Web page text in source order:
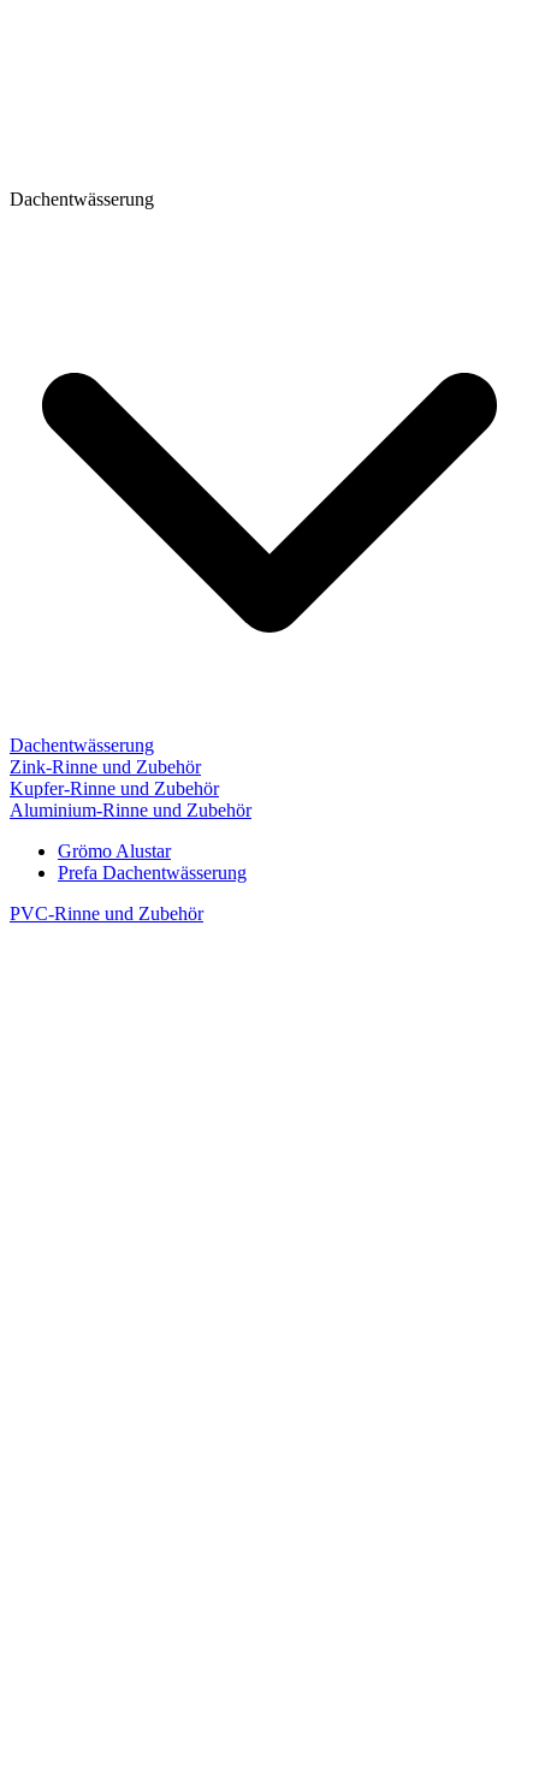
Dachentwässerung
Dachentwässerung
Zink-Rinne und Zubehör
Kupfer-Rinne und Zubehör
Aluminium-Rinne und Zubehör
Grömo Alustar
Prefa Dachentwässerung
PVC-Rinne und Zubehör